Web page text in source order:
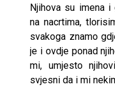
Njihova su imena i
na nacrtima,
svakoga znamo
je i ovdje ponad
mi, umjesto
svjesni da i mi